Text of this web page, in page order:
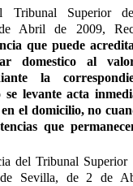
Tribunal Superior
Abril de 2009,
que puede
domestico al
la
levante acta
en el domicilio, no
que
del Tribunal Superior
de Sevilla, de 2 de